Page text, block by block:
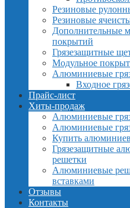
Резиновые
Резиновые
Дополнительные
покрытий
Грязезащитные
Модульное
Алюминиевые
Входное
Прайс-лист
Хиты-продаж
Алюминиевые
Алюминиевые
Купить
Грязезащитные
решетки
Алюминиевые
вставками
Отзывы
Контакты